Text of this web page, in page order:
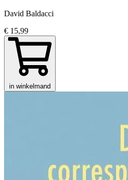
David Baldacci
€ 15,99
in winkelmand